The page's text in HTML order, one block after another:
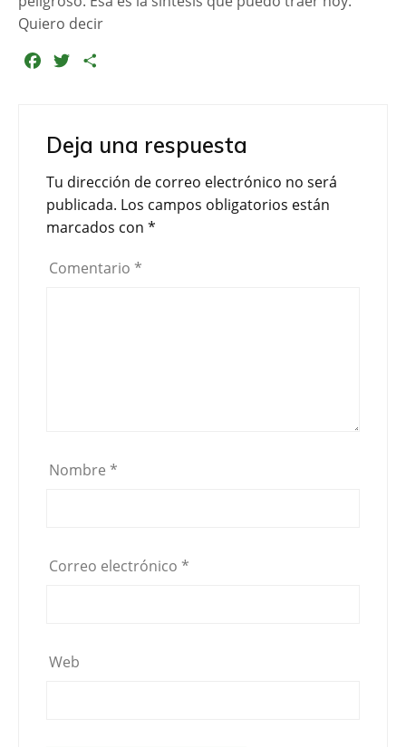
Quiero decir
b
o
k
t
r
a
t
i
r
Deja una respuesta
Tu dirección de correo electrónico no será
publicada. Los campos obligatorios están
marcados con *
Comentario *
Nombre *
Correo electrónico *
Web